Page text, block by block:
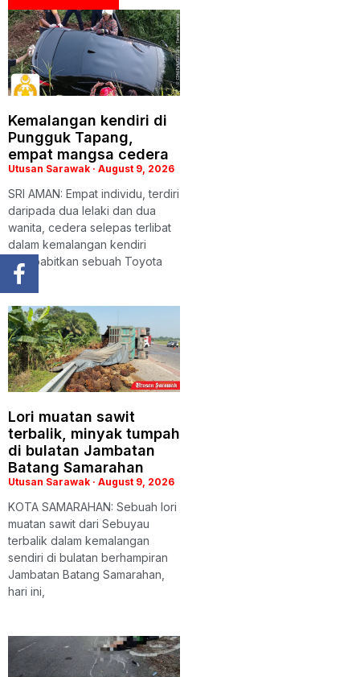
Kemalangan kendiri di
Pungguk Tapang,
empat mangsa cedera
Utusan Sarawak August 9, 2026
SRI AMAN: Empat individu, terdiri
daripada dua lelaki dan dua
wanita, cedera selepas terlibat
dalam kemalangan kendiri
membabitkan sebuah Toyota
Lori muatan sawit
terbalik, minyak tumpah
di bulatan Jambatan
Batang Samarahan
Utusan Sarawak August 9, 2026
KOTA SAMARAHAN: Sebuah lori
muatan sawit dari Sebuyau
terbalik dalam kemalangan
sendiri di bulatan berhampiran
Jambatan Batang Samarahan,
hari ini,